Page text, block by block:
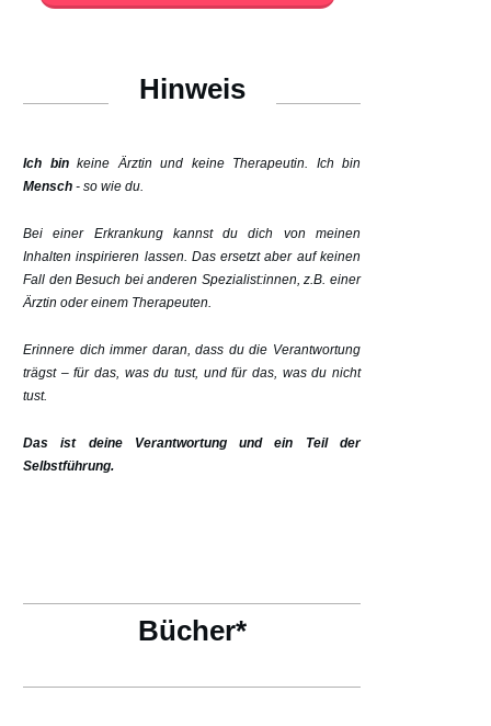
Hinweis
Ich binkeine Ärztin und keine Therapeutin. Ich bin
Mensch - so wie du.
Bei einer Erkrankung kannst du dich von meinen
Inhalten inspirieren lassen. Das ersetzt aber auf keinen
Fall den Besuch bei anderen Spezialist:innen, z.B. einer
Ärztin oder einem Therapeuten.
Erinnere dich immer daran, dass du die Verantwortung
trägst – für das, was du tust, und für das, was du nicht
tust.
Das ist deine Verantwortung und ein Teil der
Selbstführung.
Bücher*